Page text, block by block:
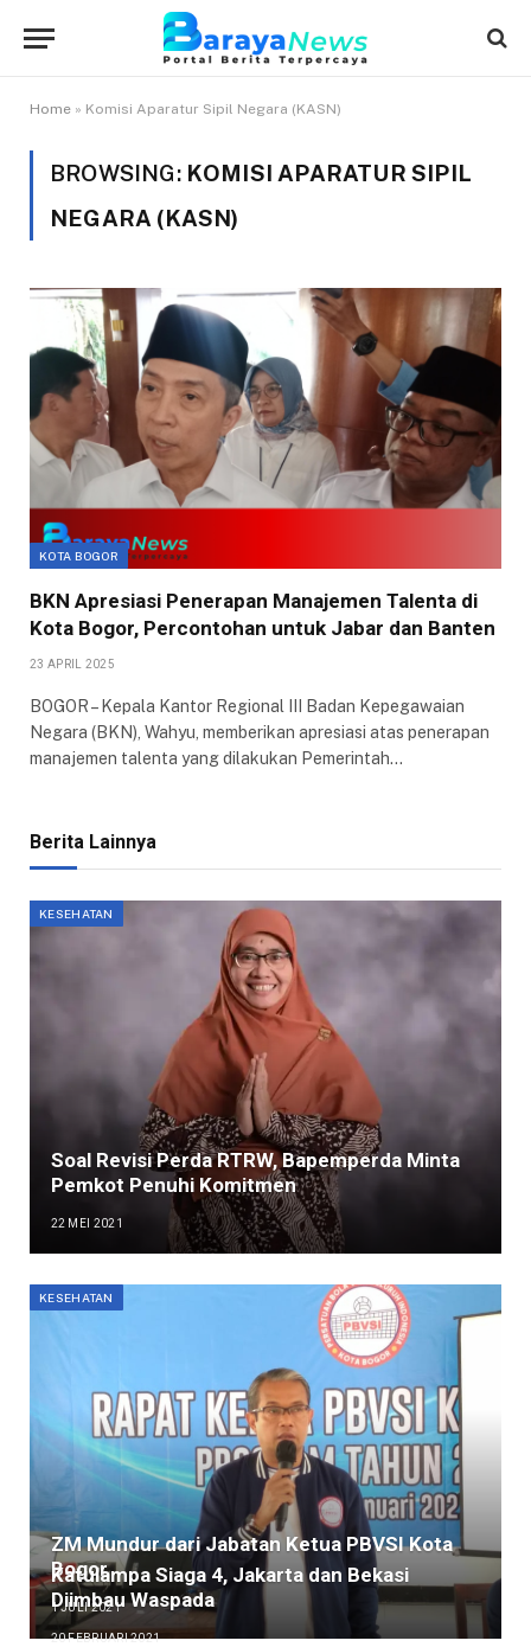
Home » Komisi Aparatur Sipil Negara (KASN)
BROWSING: KOMISI APARATUR SIPIL
NEGARA (KASN)
KOTA BOGOR
BKN Apresiasi Penerapan Manajemen Talenta di
Kota Bogor, Percontohan untuk Jabar dan Banten
23 APRIL 2025
BOGOR – Kepala Kantor Regional III Badan Kepegawaian
Negara (BKN), Wahyu, memberikan apresiasi atas penerapan
manajemen talenta yang dilakukan Pemerintah…
Berita Lainnya
KESEHATAN
Soal Revisi Perda RTRW, Bapemperda Minta
Pemkot Penuhi Komitmen
22 MEI 2021
KESEHATAN
ZM Mundur dari Jabatan Ketua PBVSI Kota
Bogor
1 JULI 2021
Katulampa Siaga 4, Jakarta dan Bekasi
Diimbau Waspada
20 FEBRUARI 2021